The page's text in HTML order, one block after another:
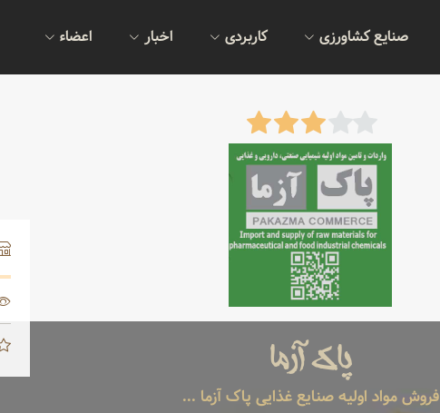
صنایع کشاورزی کاربردی اخبار اعضاء
پاک آزما
فروش مواد اولیه صنایع غذایی پاک آزما ...